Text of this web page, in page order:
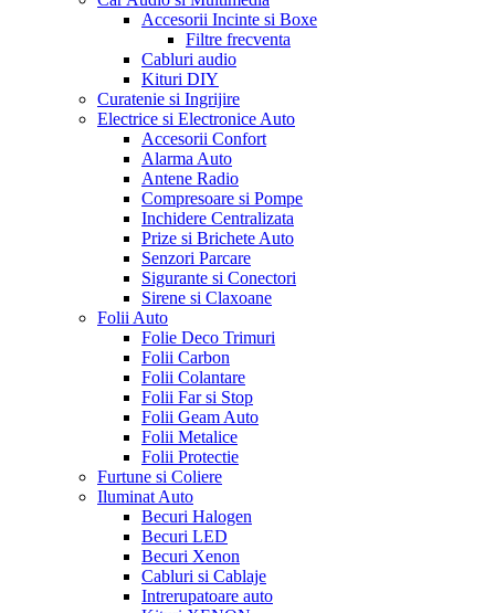
Accesorii Incinte si Boxe
Filtre frecventa
Cabluri audio
Kituri DIY
Curatenie si Ingrijire
Electrice si Electronice Auto
Accesorii Confort
Alarma Auto
Antene Radio
Compresoare si Pompe
Inchidere Centralizata
Prize si Brichete Auto
Senzori Parcare
Sigurante si Conectori
Sirene si Claxoane
Folii Auto
Folie Deco Trimuri
Folii Carbon
Folii Colantare
Folii Far si Stop
Folii Geam Auto
Folii Metalice
Folii Protectie
Furtune si Coliere
Iluminat Auto
Becuri Halogen
Becuri LED
Becuri Xenon
Cabluri si Cablaje
Intrerupatoare auto